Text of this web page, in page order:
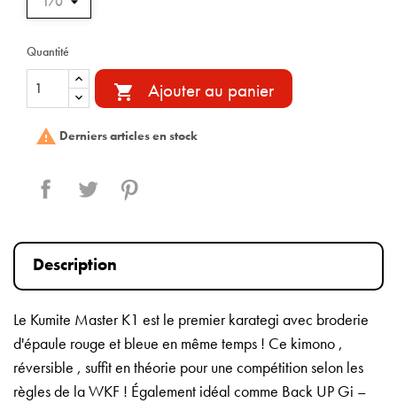
Quantité
 Ajouter au panier
 Derniers articles en stock
Partager Tweet
Description
Le Kumite Master K1 est le premier karategi avec broderie
d'épaule rouge et bleue en même temps ! Ce kimono ,
réversible , suffit en théorie pour une compétition selon les
règles de la WKF ! Également idéal comme Back UP Gi –